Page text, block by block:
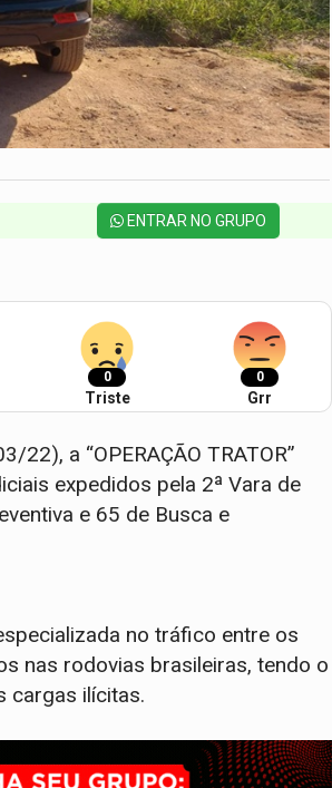
ENTRAR NO GRUPO
0
Triste
0
Grr
a “OPERAÇÃO TRATOR”
expedidos pela 2ª Vara de
e 65 de Busca e
no tráfico entre os
nas rodovias brasileiras, tendo o
cargas ilícitas.